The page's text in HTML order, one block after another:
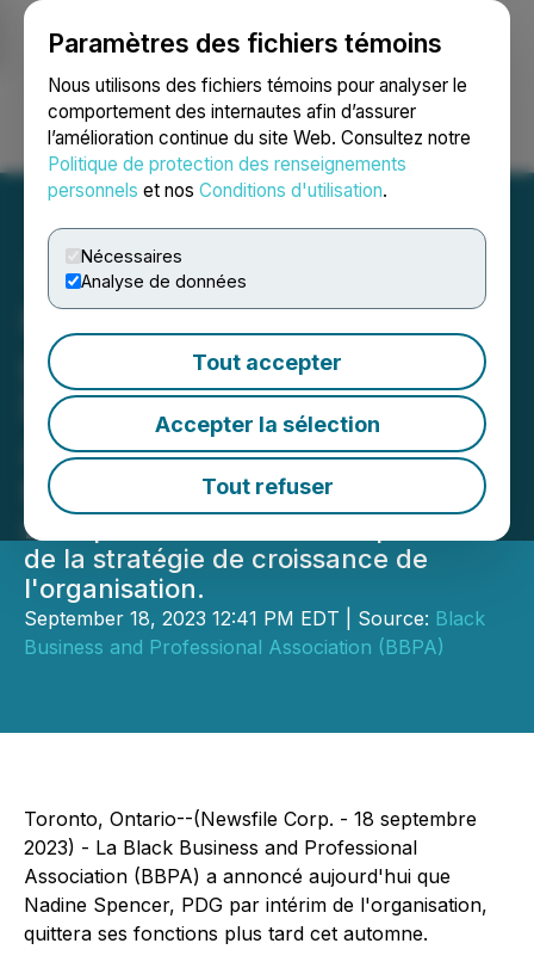
Paramètres des fichiers témoins
Nous utilisons des fichiers témoins pour analyser le
comportement des internautes afin d’assurer
l’amélioration continue du site Web. Consultez notre
Politique de protection des renseignements
personnels et nos Conditions d'utilisation.
Nécessaires
Analyse de données
Tout accepter
Accepter la sélection
Tout refuser
Ouvrir une session Recherche English
Nadine Spencer, directrice
générale de la Black
Business and Professional
Association, quittera ses
fonctions cet automne
Le départ ouvre la voie à la poursuite
de la stratégie de croissance de
l'organisation.
September 18, 2023 12:41 PM EDT | Source: Black
Business and Professional Association (BBPA)
Toronto, Ontario--(Newsfile Corp. - 18 septembre
2023) - La Black Business and Professional
Association (BBPA) a annoncé aujourd'hui que
Nadine Spencer, PDG par intérim de l'organisation,
quittera ses fonctions plus tard cet automne.